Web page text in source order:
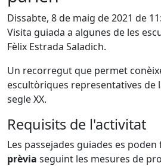
Dissabte, 8 de maig de 2021 de
Visita guiada a algunes de les
Fèlix Estrada Saladich.
Un recorregut que permet
escultòriques representatives de
segle XX.
Requisits de l'activitat
Les passejades guiades es poden
prèvia seguint les mesures de